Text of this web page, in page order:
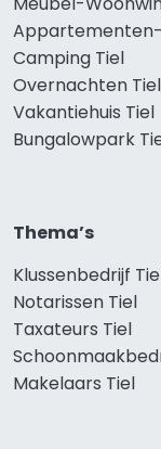
Camping Tiel
Overnachten Tiel
Vakantiehuis Tiel
Bungalowpark
Thema’s
Klussenbedrijf
Notarissen Tiel
Taxateurs Tiel
Makelaars Tiel